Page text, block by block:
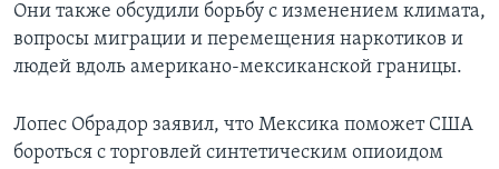
Они также обсудили борьбу с изменением климата,
вопросы миграции и перемещения наркотиков и
людей вдоль американо-мексиканской границы.
Лопес Обрадор заявил, что Мексика поможет США
бороться с торговлей синтетическим опиоидом